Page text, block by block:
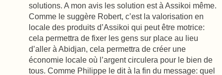
solutions. A mon avis les solution est à Assikoi même.
Comme le suggère Robert, c’est la valorisation en
locale des produits d’Assikoi qui peut être motrice:
cela permettra de fixer les gens sur place au lieu
d’aller à Abidjan, cela permettra de créer une
économie locale où l’argent circulera pour le bien de
tous. Comme Philippe le dit à la fin du message: quel